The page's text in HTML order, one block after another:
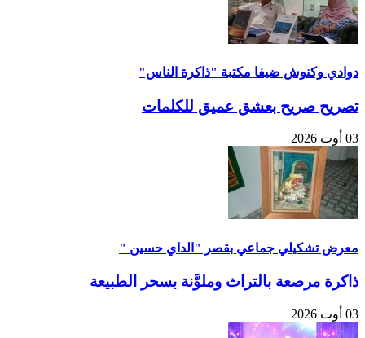
دوادي وكنوش ضيفا مكتبة "ذاكرة الناس"
تصريح صريح بعشق عميق للكلمات
03 أوت 2026
معرض تشكيلي جماعي بقصر "الداي حسين "
ذاكرة مرصعة بالتراث وملوَّنة بسحر الطبيعة
03 أوت 2026